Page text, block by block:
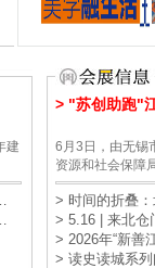
建
> "苏创助跑"
6月3日，由无锡
资源和社会保障
> 时间的折叠
> 5.16 | 来北仓
> 2026年“新善
> 读史读城系